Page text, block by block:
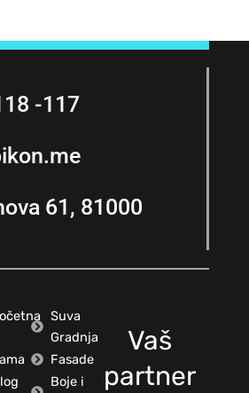
-117
61, 81000
Suva
Gradnja
Fasade
Boje i
Vaš
partner